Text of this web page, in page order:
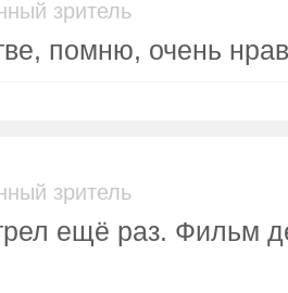
зритель
помню, очень
зритель
ещё раз. Фильм